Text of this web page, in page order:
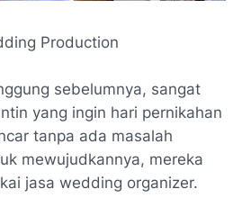
Production
sebelumnya, sangat
yang ingin hari pernikahan
tanpa ada masalah
mewujudkannya, mereka
jasa wedding organizer.